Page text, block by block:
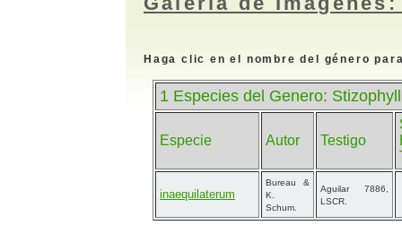
Haga clic en el nombre del género
1 Especies del Genero:
Especie Autor Testigo
inaequilaterum
Bureau &
K.
Schum.
Aguilar 7886,
LSCR.